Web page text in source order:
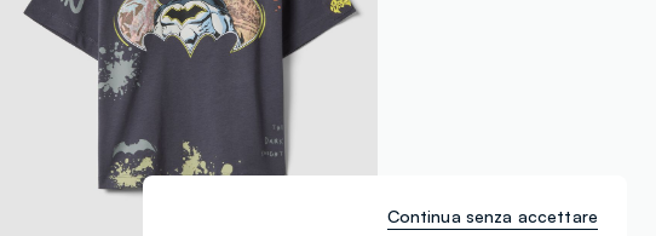
Continua senza accettare